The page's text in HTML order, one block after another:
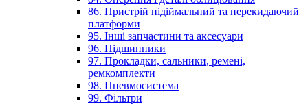
86. Пристрій підіймальний та перекидаючий
платформи
95. Інші запчастини та аксесуари
96. Підшипники
97. Прокладки, сальники, ремені,
ремкомплекти
98. Пневмосистема
99. Фільтри